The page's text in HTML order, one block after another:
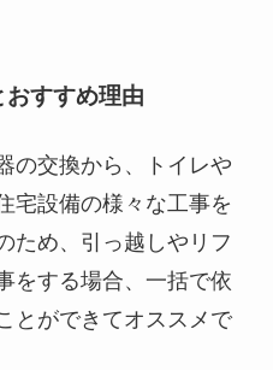
すすめ理由
の交換から、トイレや
宅設備の様々な工事を
ため、引っ越しやリフ
をする場合、一括で依
とができてオススメで